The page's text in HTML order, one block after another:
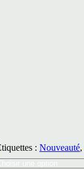
: Nouveauté,